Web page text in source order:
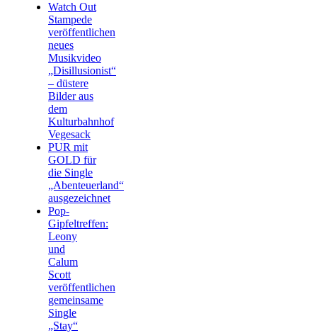
Watch Out
Stampede
veröffentlichen
neues
Musikvideo
„Disillusionist“
– düstere
Bilder aus
dem
Kulturbahnhof
Vegesack
PUR mit
GOLD für
die Single
„Abenteuerland“
ausgezeichnet
Pop-
Gipfeltreffen:
Leony
und
Calum
Scott
veröffentlichen
gemeinsame
Single
„Stay“